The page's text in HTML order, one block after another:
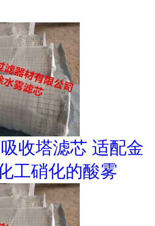
收塔滤芯 适配金
工硝化的酸雾